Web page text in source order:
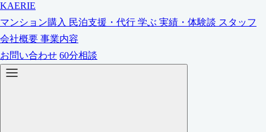
KAERIE
マンション購入 民泊支援・代行 学ぶ 実績・体験談 スタッフ
会社概要 事業内容
お問い合わせ 60分相談